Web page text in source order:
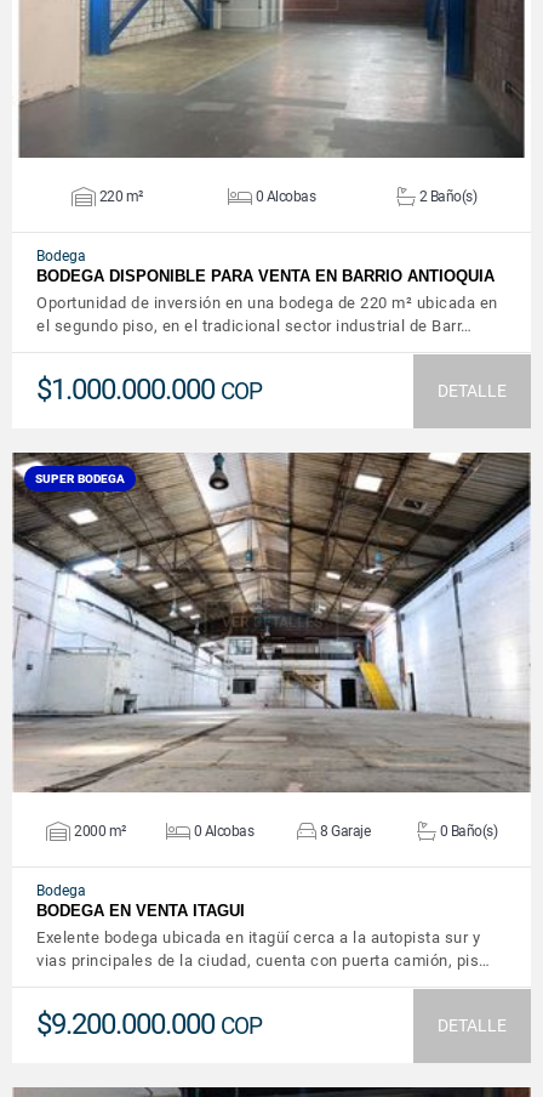
220 m² 0 Alcobas 2 Baño(s)
Bodega
BODEGA DISPONIBLE PARA VENTA EN BARRIO ANTIOQUIA
Oportunidad de inversión en una bodega de 220 m² ubicada en
el segundo piso, en el tradicional sector industrial de Barr…
$1.000.000.000 COP DETALLE
SUPER BODEGA
VER DETALLES
2000 m² 0 Alcobas 8 Garaje 0 Baño(s)
Bodega
BODEGA EN VENTA ITAGUI
Exelente bodega ubicada en itagüí cerca a la autopista sur y
vias principales de la ciudad, cuenta con puerta camión, pis…
$9.200.000.000 COP DETALLE